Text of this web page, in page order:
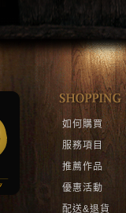
如何購買
服務項目
推薦作品
優惠活動
配送&退貨